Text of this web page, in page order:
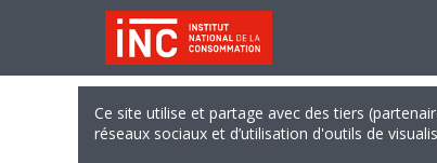
Ce site utilise et partage avec des tiers
réseaux sociaux et d’utilisation d'outils de